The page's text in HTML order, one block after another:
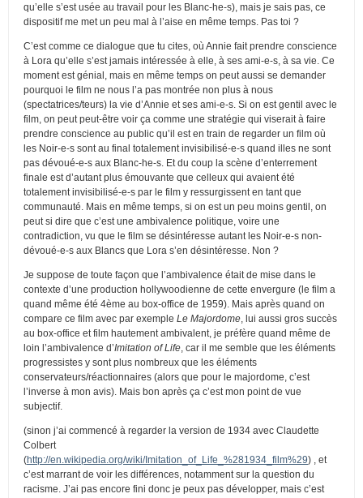
qu’elle s’est usée au travail pour les Blanc-he-s), mais je sais pas, ce
dispositif me met un peu mal à l’aise en même temps. Pas toi ?
C’est comme ce dialogue que tu cites, où Annie fait prendre conscience
à Lora qu’elle s’est jamais intéressée à elle, à ses ami-e-s, à sa vie. Ce
moment est génial, mais en même temps on peut aussi se demander
pourquoi le film ne nous l’a pas montrée non plus à nous
(spectatrices/teurs) la vie d’Annie et ses ami-e-s. Si on est gentil avec le
film, on peut peut-être voir ça comme une stratégie qui viserait à faire
prendre conscience au public qu’il est en train de regarder un film où
les Noir-e-s sont au final totalement invisibilisé-e-s quand illes ne sont
pas dévoué-e-s aux Blanc-he-s. Et du coup la scène d’enterrement
finale est d’autant plus émouvante que celleux qui avaient été
totalement invisibilisé-e-s par le film y ressurgissent en tant que
communauté. Mais en même temps, si on est un peu moins gentil, on
peut si dire que c’est une ambivalence politique, voire une
contradiction, vu que le film se désintéresse autant les Noir-e-s non-
dévoué-e-s aux Blancs que Lora s’en désintéresse. Non ?
Je suppose de toute façon que l’ambivalence était de mise dans le
contexte d’une production hollywoodienne de cette envergure (le film a
quand même été 4ème au box-office de 1959). Mais après quand on
compare ce film avec par exemple Le Majordome , lui aussi gros succès
au box-office et film hautement ambivalent, je préfère quand même de
loin l’ambivalence d’Imitation of Life , car il me semble que les éléments
progressistes y sont plus nombreux que les éléments
conservateurs/réactionnaires (alors que pour le majordome, c’est
l’inverse à mon avis). Mais bon après ça c’est mon point de vue
subjectif.
(sinon j’ai commencé à regarder la version de 1934 avec Claudette
Colbert
(http://en.wikipedia.org/wiki/Imitation_of_Life_%281934_film%29) , et
c’est marrant de voir les différences, notamment sur la question du
racisme. J’ai pas encore fini donc je peux pas développer, mais c’est